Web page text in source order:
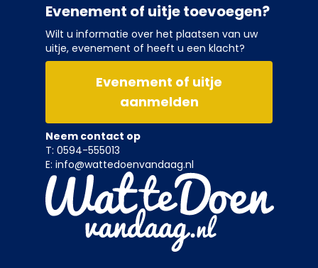
Evenement of uitje toevoegen?
Wilt u informatie over het plaatsen van uw
uitje, evenement of heeft u een klacht?
Evenement of uitje
aanmelden
Neem contact op
T: 0594-555013
E: info@wattedoenvandaag.nl